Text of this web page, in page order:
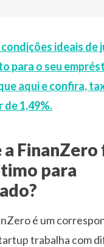
ideais de
para o seu
aqui e confira,
de 1,49%.
a FinanZero
para
é um
trabalha com